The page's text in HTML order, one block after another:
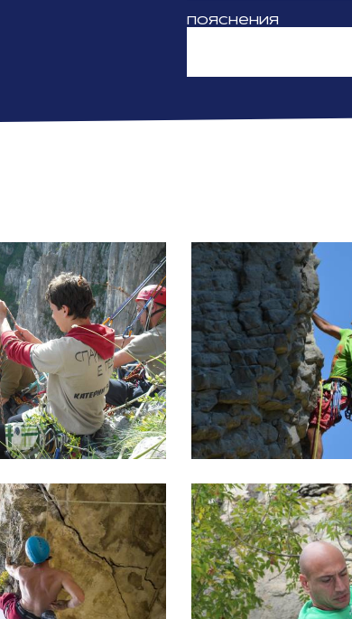
пояснения